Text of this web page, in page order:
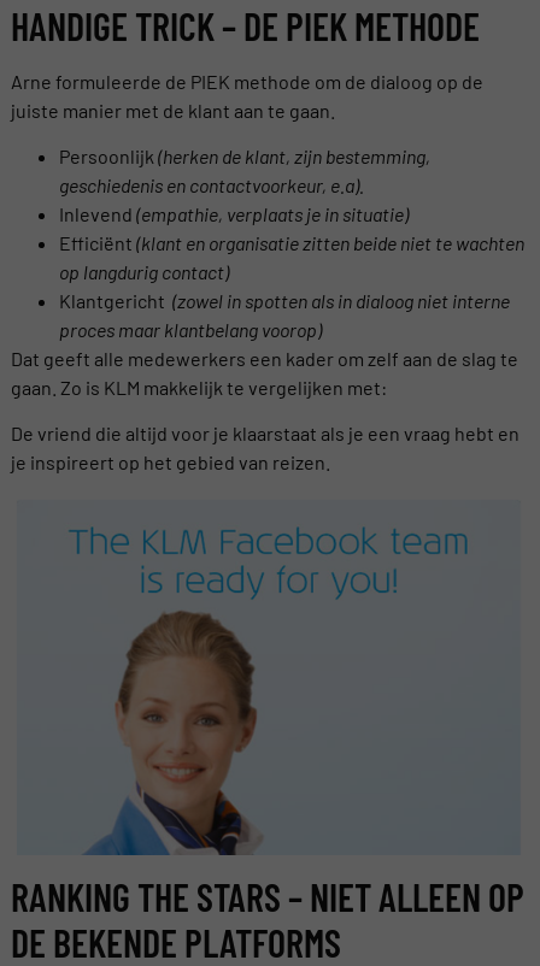
HANDIGE TRICK – DE PIEK METHODE
Arne formuleerde de PIEK methode om de dialoog op de
juiste manier met de klant aan te gaan.
Persoonlijk (herkende klant, zijn bestemming,
geschiedenisen contactvoorkeur, e.a).
Inlevend (empathie, verplaatsje in situatie)
Efficiënt (klanten organisatiezitten beide niet te wachten
op langdurigcontact)
Klantgericht (zowelin spotten alsin dialoog nietinterne
procesmaar klantbelang voorop)
Dat geeft alle medewerkers een kader om zelf aan de slag te
gaan. Zo is KLM makkelijk te vergelijken met:
De vriend die altijd voor je klaarstaat als je een vraag hebt en
je inspireert op het gebied van reizen.
RANKING THE STARS – NIET ALLEEN OP
DE BEKENDE PLATFORMS